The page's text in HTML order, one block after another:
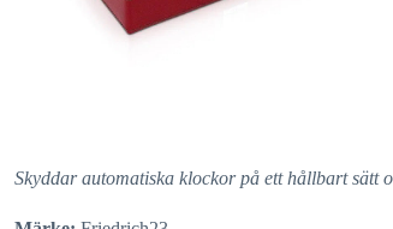
Skyddar automatiska klockor på ett hållbart sätt